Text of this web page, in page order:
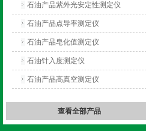
石油产品紫外光安定性测定仪
石油产品点导率测定仪
石油产品皂化值测定仪
石油针入度测定仪
石油产品高真空测定仪
查看全部产品